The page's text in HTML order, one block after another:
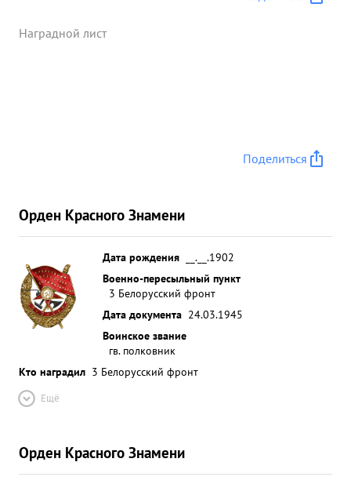
них более 100 человек пленными, винтовок и
полковник Т: ПЕРЕЛЬМАН достоин ...»
Наградной лист
Поделиться
Орден Красного Знамени
Дата рождения
__.__.1902
Военно-пересыльный пункт
3 Белорусский фронт
Дата документа 24.03.1945
Воинское звание
гв. полковник
Кто наградил 3 Белорусский фронт
Ещё
Орден Красного Знамени